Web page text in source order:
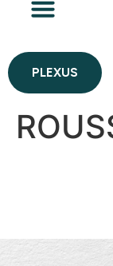
PLEXUS